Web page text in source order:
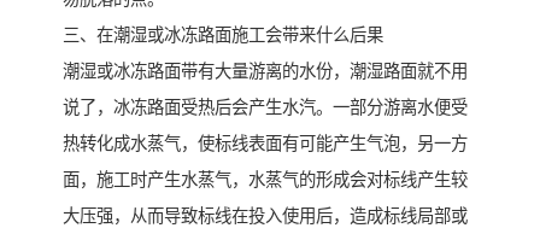
三、在潮湿或冰冻路面施工会带来什么后果
潮湿或冰冻路面带有大量游离的水份，潮湿路面就不用
说了，冰冻路面受热后会产生水汽。一部分游离水便受
热转化成水蒸气，使标线表面有可能产生气泡，另一方
面，施工时产生水蒸气，水蒸气的形成会对标线产生较
大压强，从而导致标线在投入使用后，造成标线局部或